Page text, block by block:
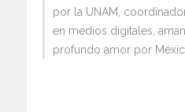
por la UNAM,
en medios digitales,
profundo amor por